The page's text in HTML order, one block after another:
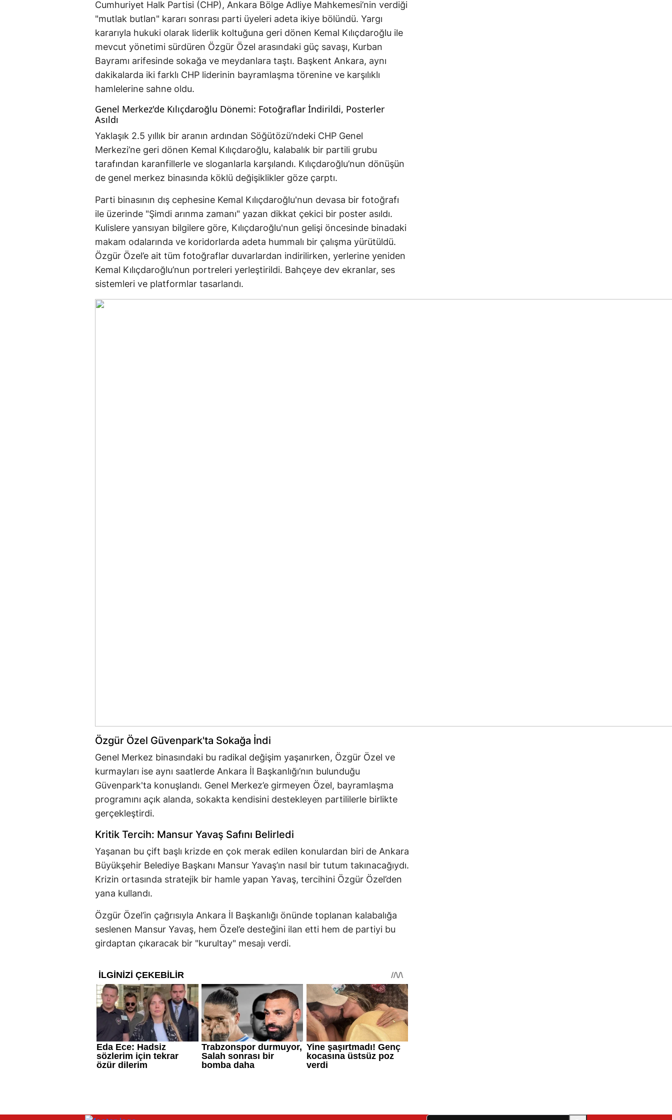
Cumhuriyet Halk Partisi (CHP), Ankara Bölge Adliye Mahkemesi’nin verdiği
"mutlak butlan" kararı sonrası parti üyeleri adeta ikiye bölündü. Yargı
kararıyla hukuki olarak liderlik koltuğuna geri dönen Kemal Kılıçdaroğlu ile
mevcut yönetimi sürdüren Özgür Özel arasındaki güç savaşı, Kurban
Bayramı arifesinde sokağa ve meydanlara taştı. Başkent Ankara, aynı
dakikalarda iki farklı CHP liderinin bayramlaşma törenine ve karşılıklı
hamlelerine sahne oldu.
Genel Merkez'de Kılıçdaroğlu Dönemi: Fotoğraflar İndirildi, Posterler
Asıldı
Yaklaşık 2.5 yıllık bir aranın ardından Söğütözü’ndeki CHP Genel
Merkezi’ne geri dönen Kemal Kılıçdaroğlu, kalabalık bir partili grubu
tarafından karanfillerle ve sloganlarla karşılandı. Kılıçdaroğlu’nun dönüşün
de genel merkez binasında köklü değişiklikler göze çarptı.
Parti binasının dış cephesine Kemal Kılıçdaroğlu'nun devasa bir fotoğrafı
ile üzerinde "Şimdi arınma zamanı" yazan dikkat çekici bir poster asıldı.
Kulislere yansıyan bilgilere göre, Kılıçdaroğlu'nun gelişi öncesinde binadaki
makam odalarında ve koridorlarda adeta hummalı bir çalışma yürütüldü.
Özgür Özel’e ait tüm fotoğraflar duvarlardan indirilirken, yerlerine yeniden
Kemal Kılıçdaroğlu’nun portreleri yerleştirildi. Bahçeye dev ekranlar, ses
sistemleri ve platformlar tasarlandı.
Özgür Özel Güvenpark'ta Sokağa İndi
Genel Merkez binasındaki bu radikal değişim yaşanırken, Özgür Özel ve
kurmayları ise aynı saatlerde Ankara İl Başkanlığı’nın bulunduğu
Güvenpark'ta konuşlandı. Genel Merkez’e girmeyen Özel, bayramlaşma
programını açık alanda, sokakta kendisini destekleyen partililerle birlikte
gerçekleştirdi.
Kritik Tercih: Mansur Yavaş Safını Belirledi
Yaşanan bu çift başlı krizde en çok merak edilen konulardan biri de Ankara
Büyükşehir Belediye Başkanı Mansur Yavaş’ın nasıl bir tutum takınacağıydı.
Krizin ortasında stratejik bir hamle yapan Yavaş, tercihini Özgür Özel’den
yana kullandı.
Özgür Özel’in çağrısıyla Ankara İl Başkanlığı önünde toplanan kalabalığa
seslenen Mansur Yavaş, hem Özel’e desteğini ilan etti hem de partiyi bu
girdaptan çıkaracak bir "kurultay" mesajı verdi.